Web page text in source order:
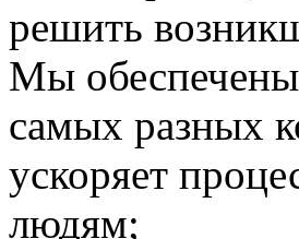
решить
Мы
самых разных
ускоряет
людям;